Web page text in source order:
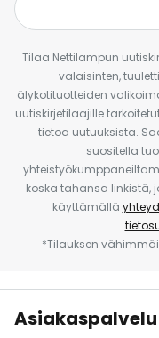
Tilaa Nettilampun
valaisinten,
älykotituotteiden
uutiskirjetilaajille
tietoa uutuuksista.
suositella
koska tahansa linkistä,
käyttämällä
*Tilauksen
Asiakaspalvelu